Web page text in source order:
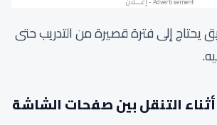
يحتاج إلى فترة قصيرة من التدريب حتى
التنقل بين صفحات الشاشة